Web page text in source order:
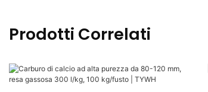
Prodotti Correlati